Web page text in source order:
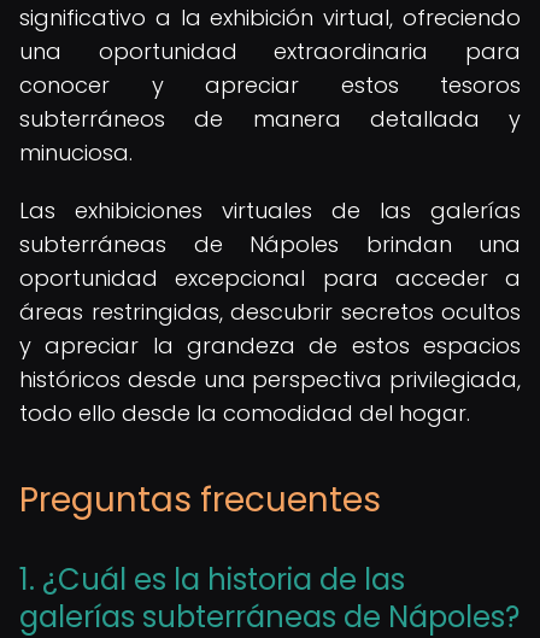
significativo a la exhibición virtual, ofreciendo
una oportunidad extraordinaria para
conocer y apreciar estos tesoros
subterráneos de manera detallada y
minuciosa.
Las exhibiciones virtuales de las galerías
subterráneas de Nápoles brindan una
oportunidad excepcional para acceder a
áreas restringidas, descubrir secretos ocultos
y apreciar la grandeza de estos espacios
históricos desde una perspectiva privilegiada,
todo ello desde la comodidad del hogar.
Preguntas frecuentes
1. ¿Cuál es la historia de las
galerías subterráneas de Nápoles?